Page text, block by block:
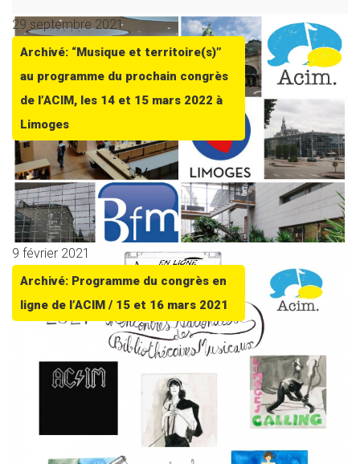
29 septembre 2021
Archivé: “Musique et territoire(s)”
au programme du prochain congrès
de l’ACIM, les 14 et 15 mars 2022 à
Limoges
9 février 2021
Archivé: Programme du congrès en
ligne de l’ACIM / 15 et 16 mars 2021